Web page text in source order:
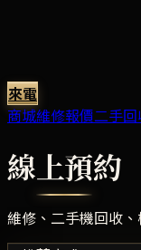
來電
商城維修報價二手
線上預約
維修、二手機回收